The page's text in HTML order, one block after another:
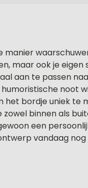
maar ook je
aan te passen
noot
bordje uniek te
binnen als
een
vandaag